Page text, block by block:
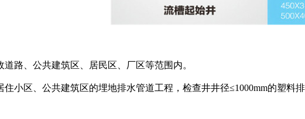
路、公共建筑区、居民区、厂区等范围内。
小区、公共建筑区的埋地排水管道工程，检查井井径≤1000mm的塑